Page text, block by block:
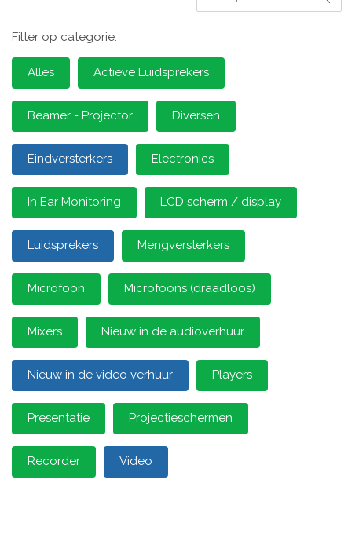
Filter op categorie:
Alles Actieve Luidsprekers
Beamer - Projector Diversen
Eindversterkers Electronics
In Ear Monitoring LCD scherm / display
Luidsprekers Mengversterkers
Microfoon Microfoons (draadloos)
Mixers Nieuw in de audioverhuur
Nieuw in de video verhuur Players
Presentatie Projectieschermen
Recorder Video